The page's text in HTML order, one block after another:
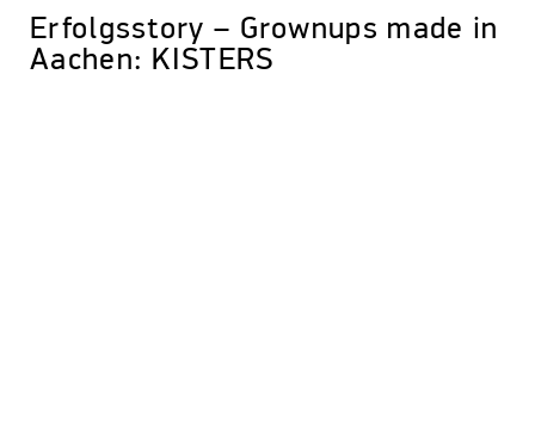
Erfolgsstory – Grownups made in
Aachen: KISTERS